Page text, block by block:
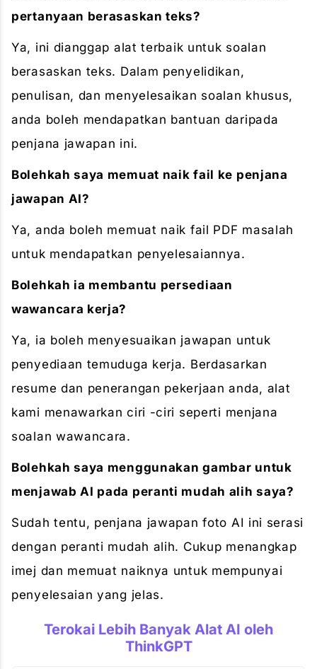
pertanyaan berasaskan teks?
Ya, ini dianggap alat terbaik untuk soalan
berasaskan teks. Dalam penyelidikan,
penulisan, dan menyelesaikan soalan khusus,
anda boleh mendapatkan bantuan daripada
penjana jawapan ini.
Bolehkah saya memuat naik fail ke penjana
jawapan AI?
Ya, anda boleh memuat naik fail PDF masalah
untuk mendapatkan penyelesaiannya.
Bolehkah ia membantu persediaan
wawancara kerja?
Ya, ia boleh menyesuaikan jawapan untuk
penyediaan temuduga kerja. Berdasarkan
resume dan penerangan pekerjaan anda, alat
kami menawarkan ciri -ciri seperti menjana
soalan wawancara.
Bolehkah saya menggunakan gambar untuk
menjawab AI pada peranti mudah alih saya?
Sudah tentu, penjana jawapan foto AI ini serasi
dengan peranti mudah alih. Cukup menangkap
imej dan memuat naiknya untuk mempunyai
penyelesaian yang jelas.
Terokai Lebih Banyak Alat AI oleh
ThinkGPT